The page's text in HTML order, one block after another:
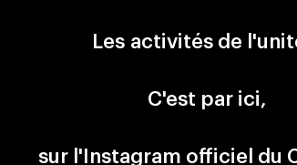
Les activités de
C'est par ici,
sur l'Instagram officiel du